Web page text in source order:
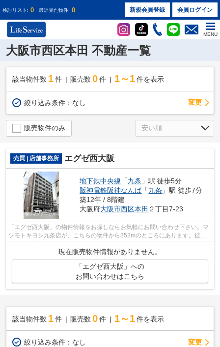
検討リスト: 0 最近見た物件: 0 新規会員登録 会員ログイン
MENU
大阪市西区本田 不動産一覧
該当物件数 1件 販売数 0 件 1～1 件を表示
絞り込み条件： なし 変更
販売物件のみ
売買 | 店舗事務所 エグゼ西大阪
地下鉄中央線 「九条 」駅 徒歩5分
阪神電鉄阪神なんば「九条 」駅 徒歩7分
築12年 / 8階建
大阪府大阪市西区本田 ２丁目7-23
「エグゼ西大阪」の物件情報をお探しならお気軽にお問い合わせ下さい。マ
ツモトキヨシ九条店が、こちらの物件から352mのところにあります。徒歩5
現在販売物件情報がありません。
「エグゼ西大阪」への
お問い合わせはこちら
該当物件数 1件 販売数 0 件 1～1 件を表示
絞り込み条件： なし 変更